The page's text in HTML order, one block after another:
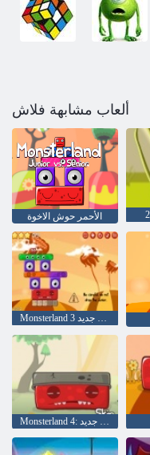
ألعاب مشابهة فلاش
الأحمر حوش الاخوة
Monsterland 3 العوائد جديد
Monsterland 4: واحد المزيد من جديد